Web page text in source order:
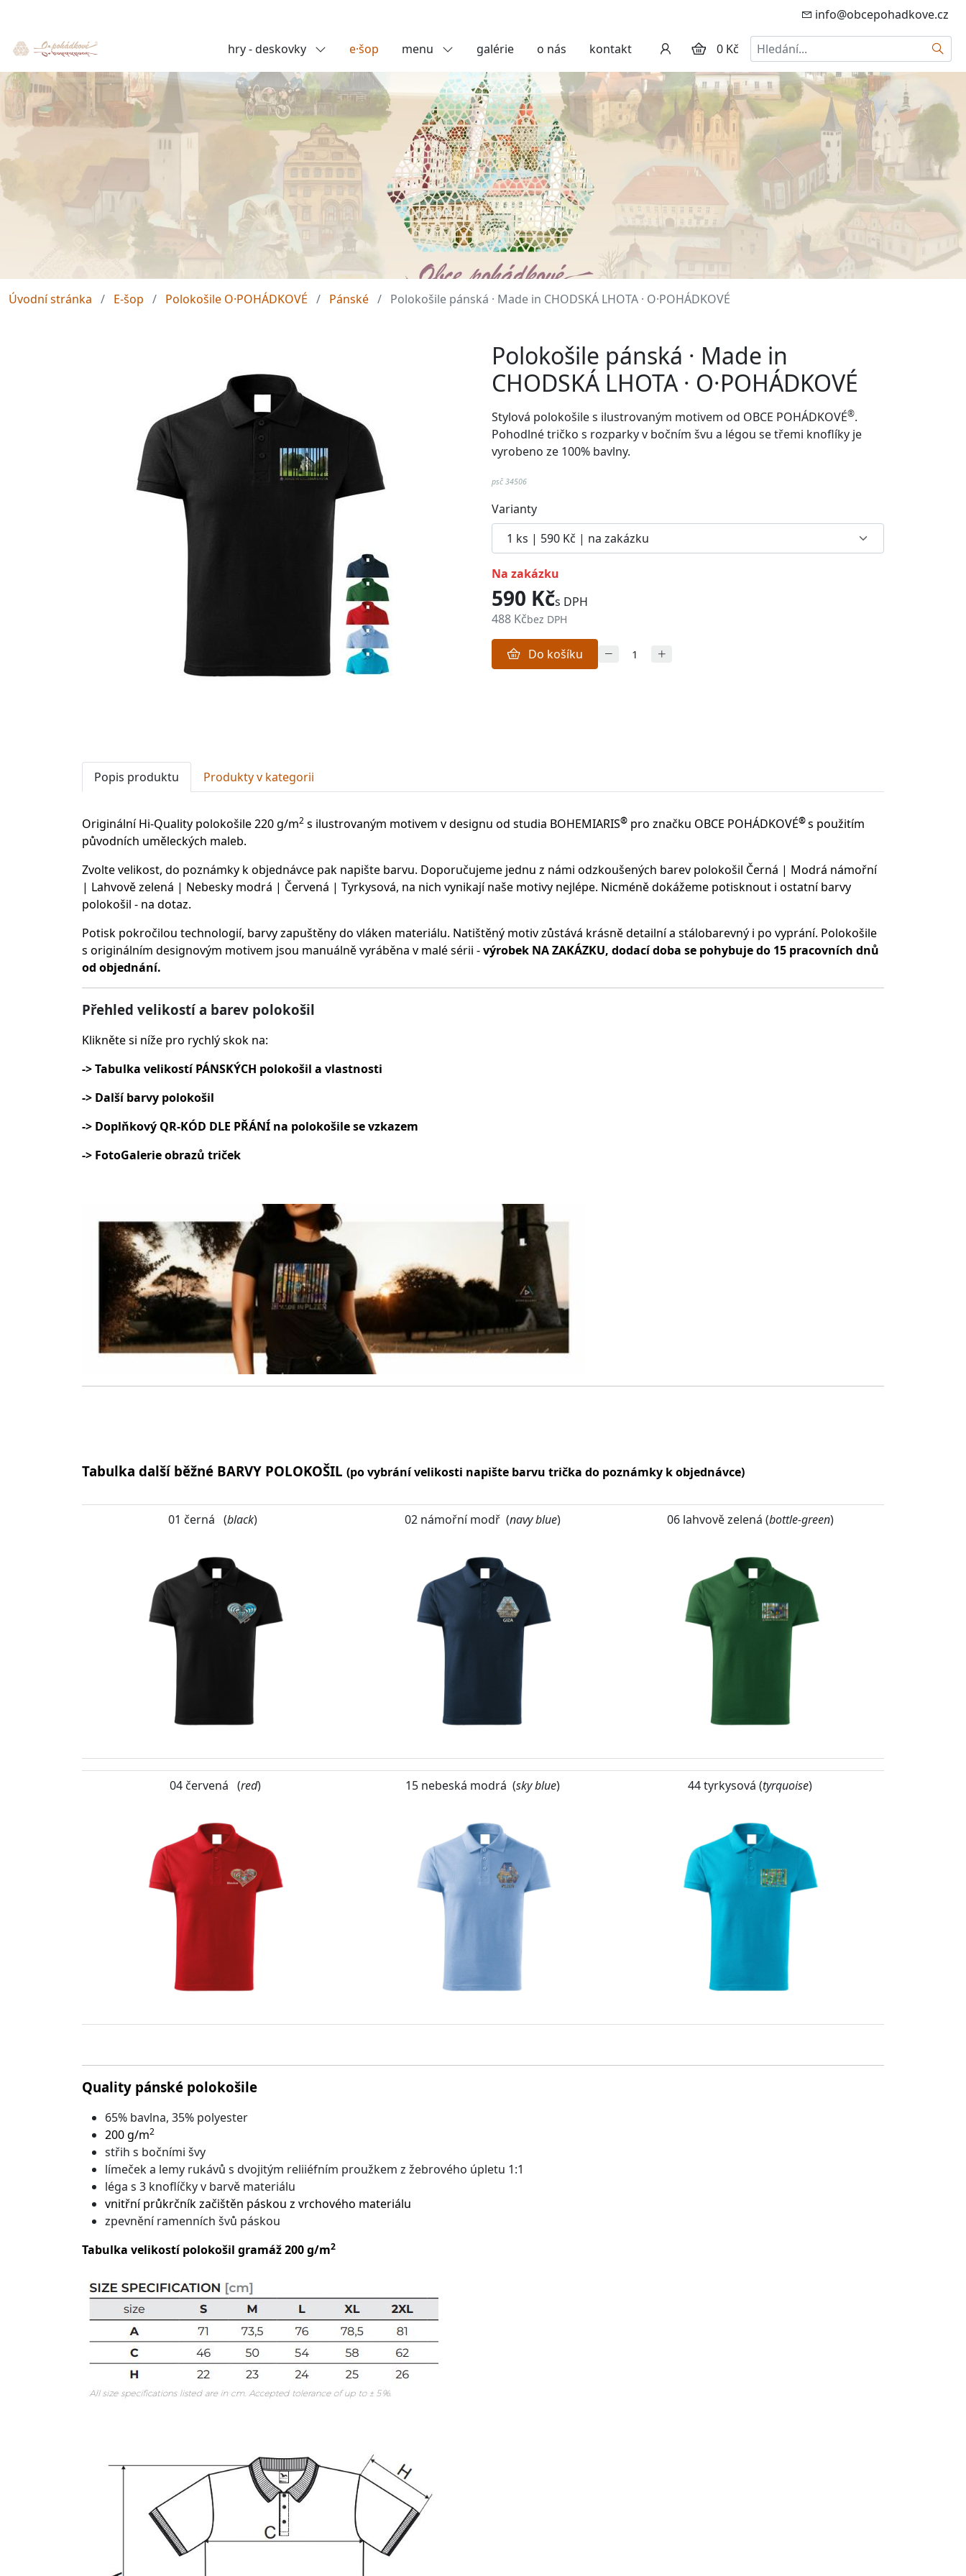
info@obcepohadkove.cz
hry - deskovky e·šop menu galérie o nás kontakt 0 Kč Hledat
Úvodní stránka E-šop Polokošile O·POHÁDKOVÉ Pánské Polokošile pánská · Made in CHODSKÁ LHOTA · O·POHÁDKOVÉ
Polokošile pánská · Made in
CHODSKÁ LHOTA · O·POHÁDKOVÉ
Stylová polokošile s ilustrovaným motivem od OBCE POHÁDKOVÉ®.
Pohodlnétričko s rozparky v bočním švu a légou se třemi knoflíky je
vyrobeno ze 100% bavlny.
psč 34506
Varianty
na zakázku
590 Kčs DPH
488 Kčbez DPH
Do košíku
Popis produktu Produkty v kategorii
Originální Hi-Quality polokošile 220 g/m2 s ilustrovaným motivem v designu od studia BOHEMIARIS® pro značku OBCE POHÁDKOVÉ®s použitím
původních uměleckých maleb.
Zvolte velikost, do poznámky k objednávce pak napište barvu. Doporučujeme jednu z námi odzkoušených barev polokošil Černá | Modrá námořní
| Lahvově zelená | Nebesky modrá | Červená | Tyrkysová, na nich vynikají naše motivy nejlépe. Nicméně dokážeme potisknout i ostatní barvy
polokošil - na dotaz.
Potisk pokročilou technologií, barvy zapuštěny do vláken materiálu. Natištěný motiv zůstává krásně detailní a stálobarevný i po vyprání. Polokošile
s originálním designovým motivem jsou manuálně vyráběna v malé sérii -výrobek NA ZAKÁZKU, dodací doba se pohybuje do 15 pracovních dnů
od objednání.
Přehled velikostí a barev polokošil
Klikněte si níže pro rychlý skok na:
-> Tabulka velikostí PÁNSKÝCH polokošil a vlastnosti
-> Další barvy polokošil
-> Doplňkový QR-KÓD DLE PŘÁNÍ na polokošile se vzkazem
-> FotoGalerie obrazů triček
Tabulka další běžné BARVY POLOKOŠIL (po vybrání velikosti napište barvu trička do poznámky k objednávce)
01 černá (black) 02 námořní modř (navy blue) 06 lahvově zelená (bottle-green)
04 červená (red) 15 nebeská modrá (sky blue) 44 tyrkysová (tyrquoise)
Quality pánské polokošile
65% bavlna, 35% polyester
200 g/m2
střih s bočními švy
límeček a lemy rukávů s dvojitým reliiéfním proužkem z žebrového úpletu 1:1
léga s 3 knoflíčky v barvě materiálu
vnitřní průkrčník začištěn páskou z vrchového materiálu
zpevnění ramenních švů páskou
Tabulka velikostí polokošil gramáž 200 g/m2